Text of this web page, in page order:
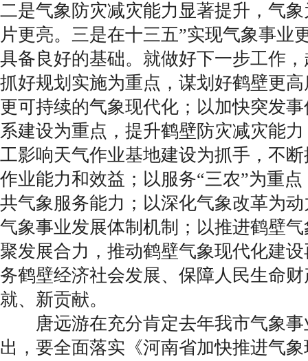
二是气象防灾减灾能力显著提升，气
片更亮。三是在十三五”实现气象事业
具备良好的基础。就做好下一步工作
抓好规划实施为重点，谋划好鹤壁更
更可持续的气象现代化；以加快突发
系建设为重点，提升鹤壁防灾减灾能
工影响天气作业基地建设为抓手，不
作业能力和效益；以服务“三农”为重
共气象服务能力；以深化气象改革为
气象事业发展体制机制；以推进鹤壁
聚发展合力，推动鹤壁气象现代化建
务鹤壁经济社会发展、保障人民生命
就、新贡献。
唐远游在充分肯定去年我市气象事
出，要全面落实《河南省加快推进气